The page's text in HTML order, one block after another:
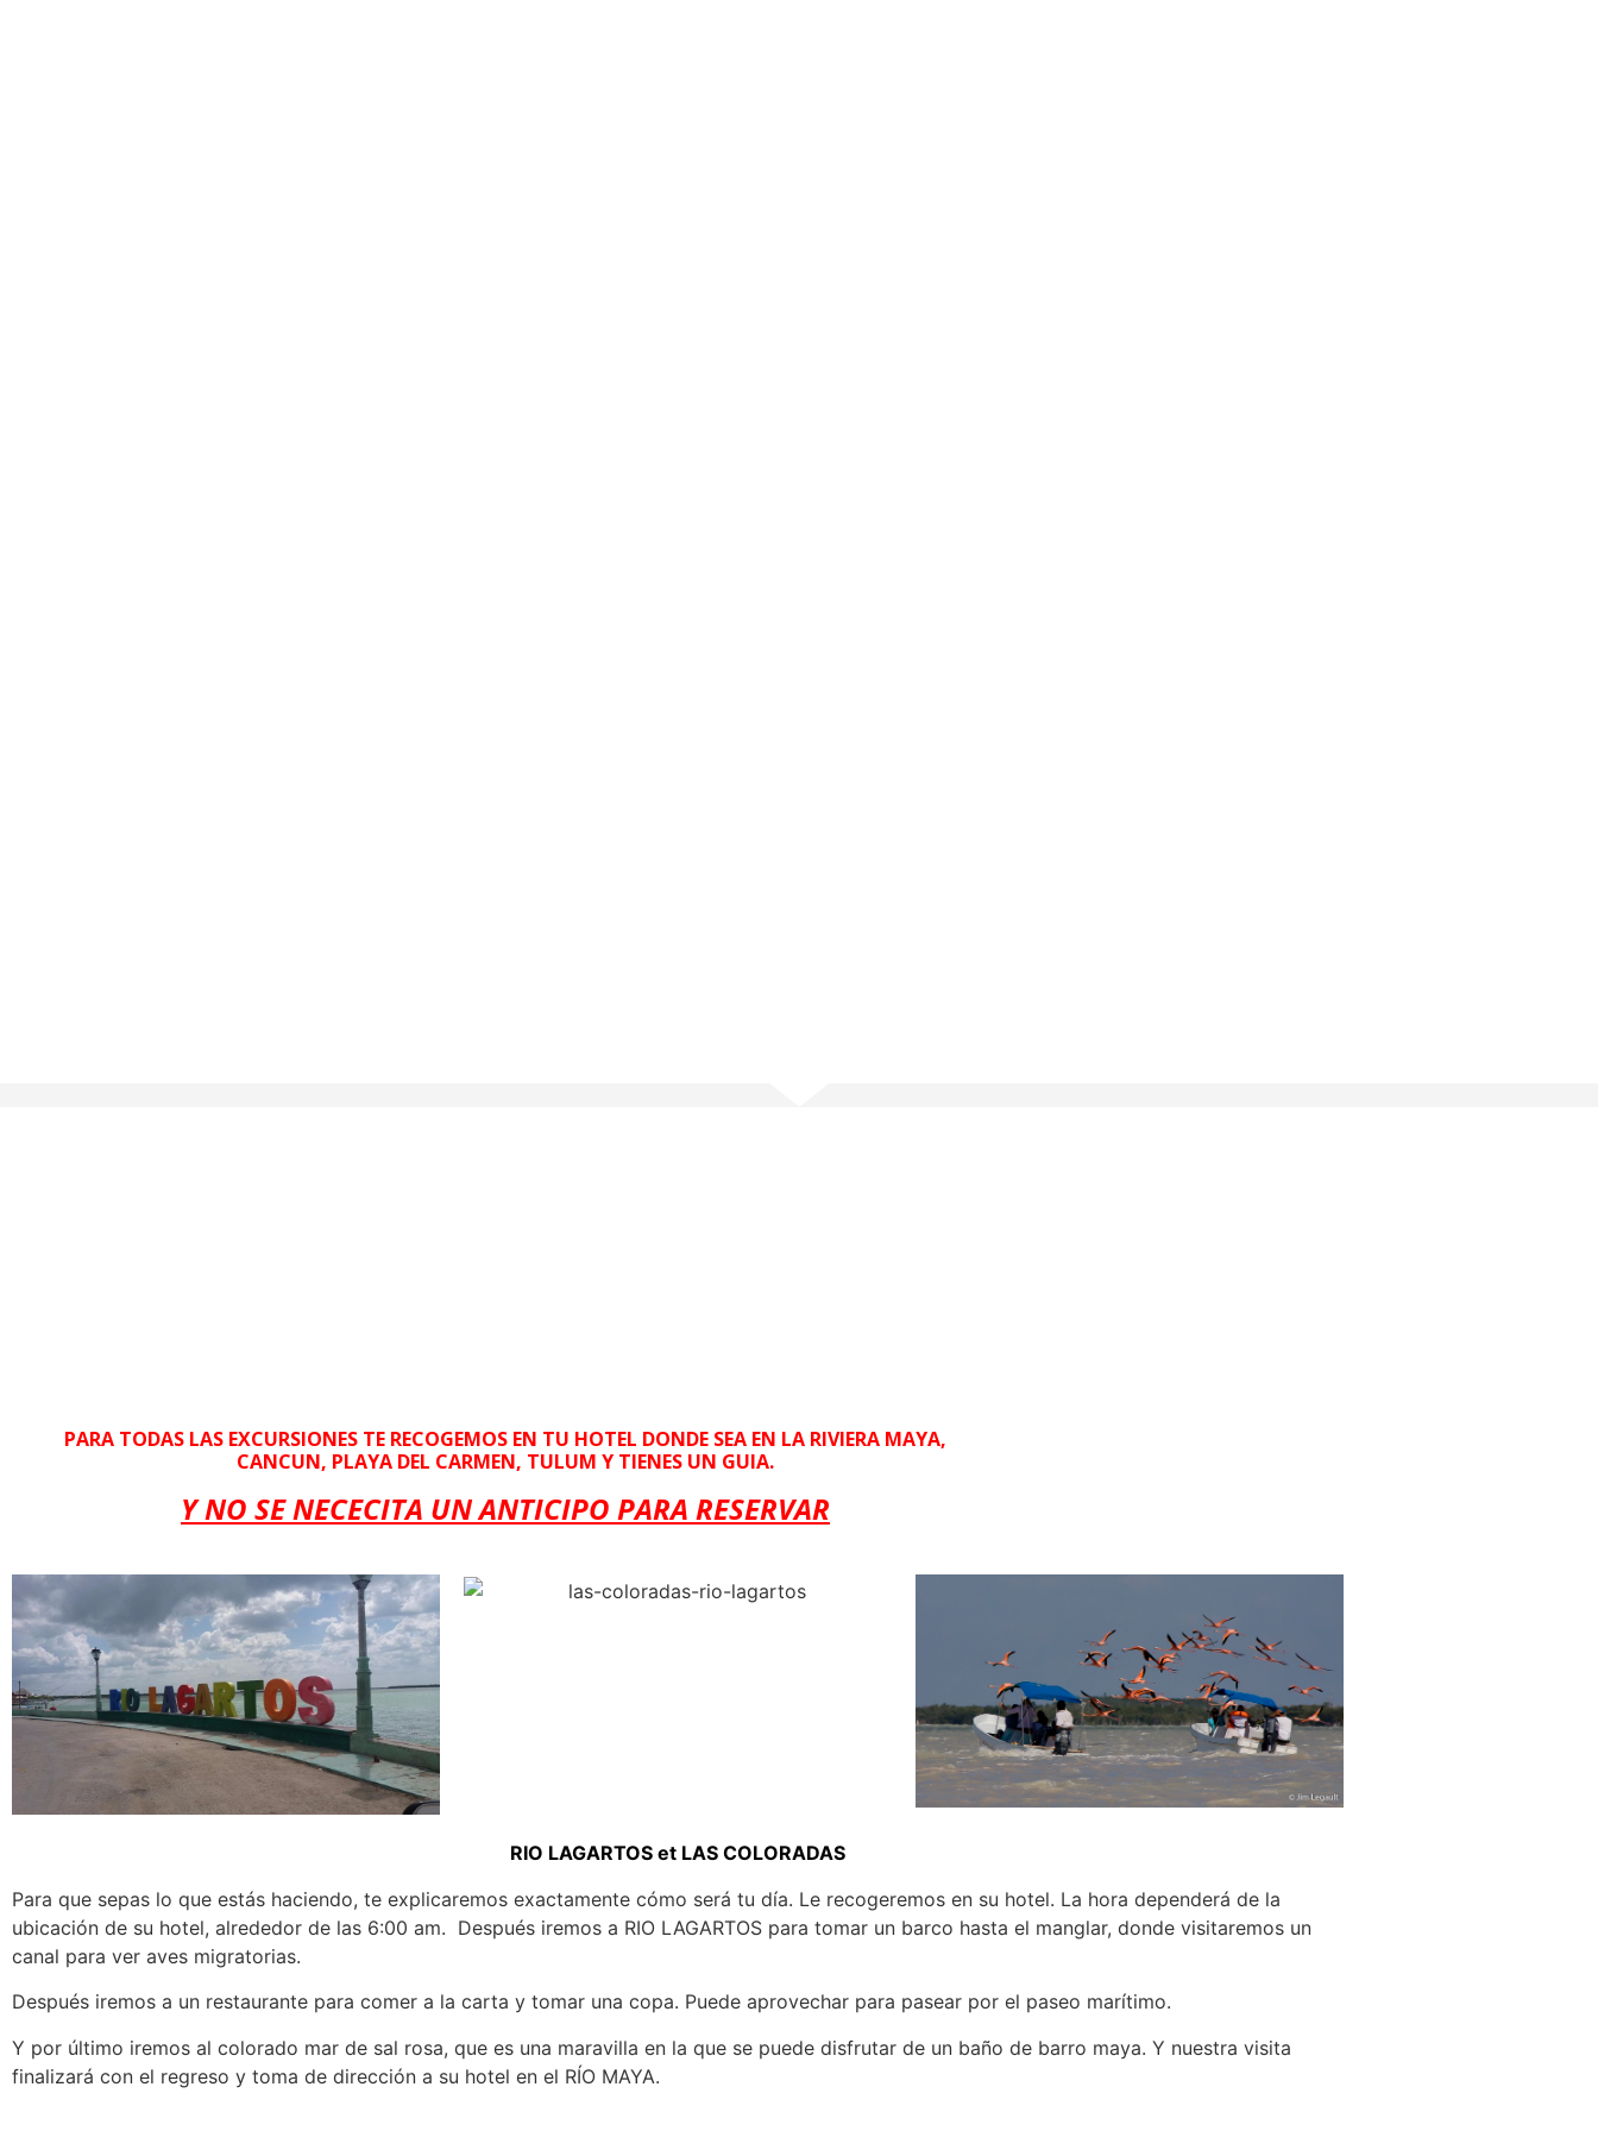
PARA TODAS LAS EXCURSIONES TE RECOGEMOS EN TU HOTEL DONDE SEA EN LA RIVIERA MAYA,
CANCUN, PLAYA DEL CARMEN, TULUM Y TIENES UN GUIA.
Y NO SE NECECITA UN ANTICIPO PARA RESERVAR
RIO LAGARTOS et LAS COLORADAS
Para que sepas lo que estás haciendo, te explicaremos exactamente cómo será tu día. Le recogeremos en su hotel. La hora dependerá de la
ubicación de su hotel, alrededor de las 6:00 am. Después iremos a RIO LAGARTOS para tomar un barco hasta el manglar, donde visitaremos un
canal para ver aves migratorias.
Después iremos a un restaurante para comer a la carta y tomar una copa. Puede aprovechar para pasear por el paseo marítimo.
Y por último iremos al colorado mar de sal rosa, que es una maravilla en la que se puede disfrutar de un baño de barro maya. Y nuestra visita
finalizará con el regreso y toma de dirección a su hotel en el RÍO MAYA.